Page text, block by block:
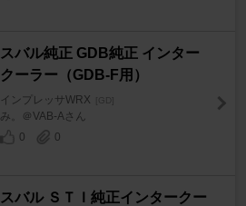
スバル純正 GDB純正 インター
クーラー（GDB-F用）
インプレッサWRX [GD]
み。＠VAB-Aさん
0
0
スバル ＳＴＩ純正インタークー